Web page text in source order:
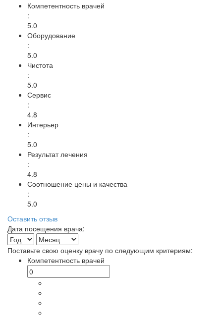
Компетентность врачей
:
5.0
Оборудование
:
5.0
Чистота
:
5.0
Сервис
:
4.8
Интерьер
:
5.0
Результат лечения
:
4.8
Соотношение цены и качества
:
5.0
Оставить отзыв
Дата посещения врача:
Поставьте свою оценку врачу по следующим критериям:
Компетентность врачей